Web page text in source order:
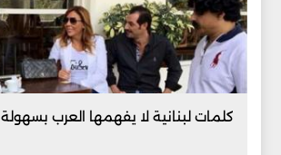
كلمات لبنانية لا يفهمها العرب بسهولة